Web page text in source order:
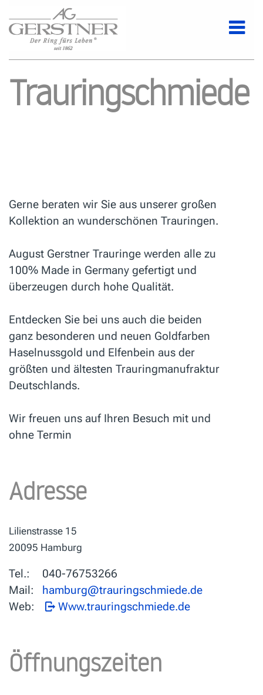
Trauringschmiede
Gerne beraten wir Sie aus unserer großen
Kollektion an wunderschönen Trauringen.
August Gerstner Trauringe werden alle zu
100% Made in Germany gefertigt und
überzeugen durch hohe Qualität.
Entdecken Sie bei uns auch die beiden
ganz besonderen und neuen Goldfarben
Haselnussgold und Elfenbein aus der
größten und ältesten Trauringmanufraktur
Deutschlands.
Wir freuen uns auf Ihren Besuch mit und
ohne Termin
Adresse
Lilienstrasse 15
20095 Hamburg
Tel.:
040-76753266
Mail:
Web:
Www.trauringschmiede.de
Öffnungszeiten